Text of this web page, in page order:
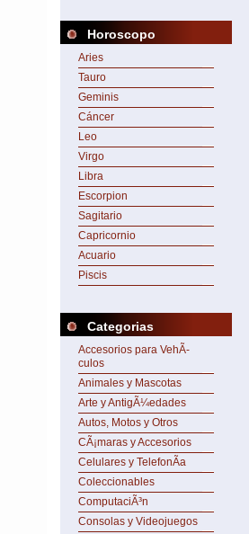
Horoscopo
Aries
Tauro
Geminis
Cáncer
Leo
Virgo
Libra
Escorpion
Sagitario
Capricornio
Acuario
Piscis
Categorias
Accesorios para VehÃ­
culos
Animales y Mascotas
Arte y AntigÃ¼edades
Autos, Motos y Otros
CÃ¡maras y Accesorios
Celulares y TelefonÃ­a
Coleccionables
ComputaciÃ³n
Consolas y Videojuegos